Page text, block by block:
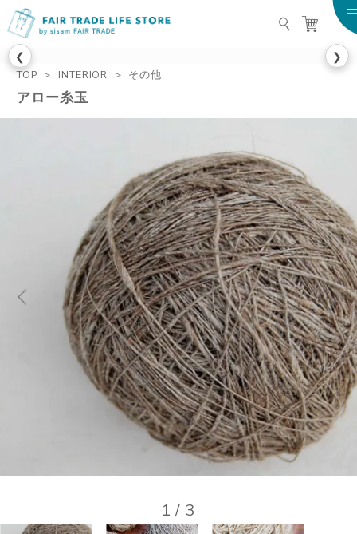
FAIR TRADE LIFE
❮ ❯
TOP INTERIOR その他
アロー糸玉
1 / 3